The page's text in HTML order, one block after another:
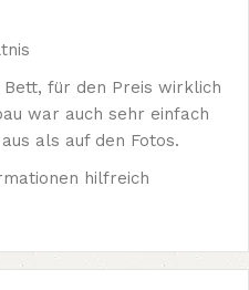
für den Preis wirklich
war auch sehr einfach
als auf den Fotos.
hilfreich